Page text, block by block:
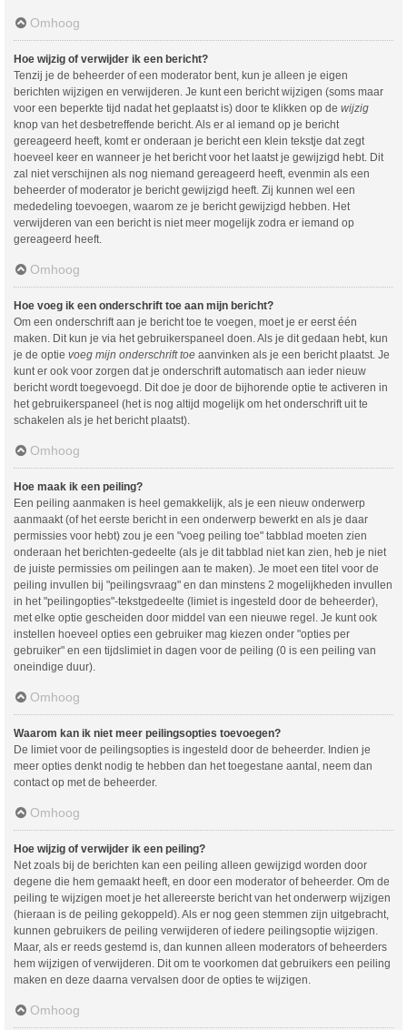
Omhoog
Hoe wijzig of verwijder ik een bericht?
Tenzij je de beheerder of een moderator bent, kun je alleen je eigen
berichten wijzigen en verwijderen. Je kunt een bericht wijzigen (soms maar
voor een beperkte tijd nadat het geplaatst is) door te klikken op de wijzig
knop van het desbetreffende bericht. Als er al iemand op je bericht
gereageerd heeft, komt er onderaan je bericht een klein tekstje dat zegt
hoeveel keer en wanneer je het bericht voor het laatst je gewijzigd hebt. Dit
zal niet verschijnen als nog niemand gereageerd heeft, evenmin als een
beheerder of moderator je bericht gewijzigd heeft. Zij kunnen wel een
mededeling toevoegen, waarom ze je bericht gewijzigd hebben. Het
verwijderen van een bericht is niet meer mogelijk zodra er iemand op
gereageerd heeft.
Omhoog
Hoe voeg ik een onderschrift toe aan mijn bericht?
Om een onderschrift aan je bericht toe te voegen, moet je er eerst één
maken. Dit kun je via het gebruikerspaneel doen. Als je dit gedaan hebt, kun
je de optie voeg mijn onderschrift toe aanvinken als je een bericht plaatst. Je
kunt er ook voor zorgen dat je onderschrift automatisch aan ieder nieuw
bericht wordt toegevoegd. Dit doe je door de bijhorende optie te activeren in
het gebruikerspaneel (het is nog altijd mogelijk om het onderschrift uit te
schakelen als je het bericht plaatst).
Omhoog
Hoe maak ik een peiling?
Een peiling aanmaken is heel gemakkelijk, als je een nieuw onderwerp
aanmaakt (of het eerste bericht in een onderwerp bewerkt en als je daar
permissies voor hebt) zou je een "voeg peiling toe" tabblad moeten zien
onderaan het berichten-gedeelte (als je dit tabblad niet kan zien, heb je niet
de juiste permissies om peilingen aan te maken). Je moet een titel voor de
peiling invullen bij "peilingsvraag" en dan minstens 2 mogelijkheden invullen
in het "peilingopties"-tekstgedeelte (limiet is ingesteld door de beheerder),
met elke optie gescheiden door middel van een nieuwe regel. Je kunt ook
instellen hoeveel opties een gebruiker mag kiezen onder "opties per
gebruiker" en een tijdslimiet in dagen voor de peiling (0 is een peiling van
oneindige duur).
Omhoog
Waarom kan ik niet meer peilingsopties toevoegen?
De limiet voor de peilingsopties is ingesteld door de beheerder. Indien je
meer opties denkt nodig te hebben dan het toegestane aantal, neem dan
contact op met de beheerder.
Omhoog
Hoe wijzig of verwijder ik een peiling?
Net zoals bij de berichten kan een peiling alleen gewijzigd worden door
degene die hem gemaakt heeft, en door een moderator of beheerder. Om de
peiling te wijzigen moet je het allereerste bericht van het onderwerp wijzigen
(hieraan is de peiling gekoppeld). Als er nog geen stemmen zijn uitgebracht,
kunnen gebruikers de peiling verwijderen of iedere peilingsoptie wijzigen.
Maar, als er reeds gestemd is, dan kunnen alleen moderators of beheerders
hem wijzigen of verwijderen. Dit om te voorkomen dat gebruikers een peiling
maken en deze daarna vervalsen door de opties te wijzigen.
Omhoog